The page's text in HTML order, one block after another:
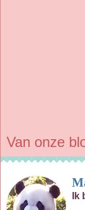
Van onze